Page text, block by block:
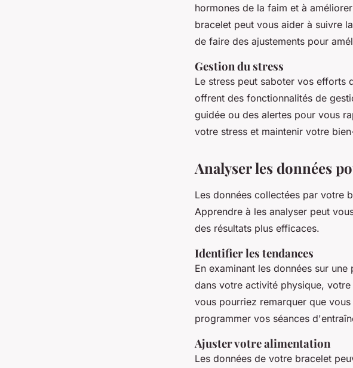
hormones de la faim et à
bracelet peut vous aider à suivre
de faire des ajustements pour
Gestion du stress
Le stress peut saboter vos efforts
offrent des fonctionnalités de
guidée ou des alertes pour vous
votre stress et maintenir votre
Analyser les données
Les données collectées par votre
Apprendre à les analyser peut
des résultats plus efficaces.
Identifier les tendances
En examinant les données sur
dans votre activité physique,
vous pourriez remarquer que
programmer vos séances
Ajuster votre alimentation
Les données de votre bracelet